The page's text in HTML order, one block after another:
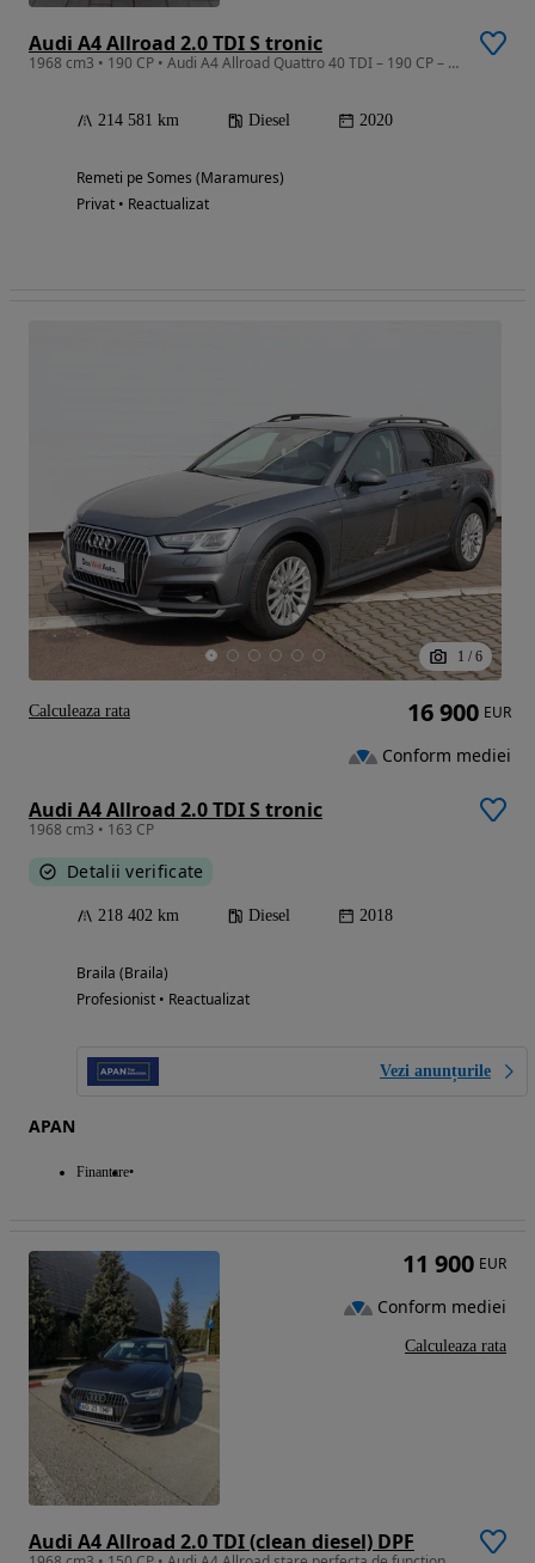
Audi A4 Allroad 2.0 TDI S tronic
1968 cm3 • 190 CP • Audi A4 Allroad Quattro 40 TDI – 190 CP – S tronic foarte intretinut
214 581 km Diesel 2020
Remeti pe Somes (Maramures)
Privat • Reactualizat
1 / 6
Audi A4 Allroad 2.0 TDI S tronic
1968 cm3 • 163 CP
Detalii verificate
218 402 km Diesel 2018
Braila (Braila)
Profesionist • Reactualizat
Vezi anunțurile
APAN
Finantare
16 900 EUR
Conform mediei
Calculeaza rata
Audi A4 Allroad 2.0 TDI (clean diesel) DPF
11 900 EUR
Conform mediei
Calculeaza rata